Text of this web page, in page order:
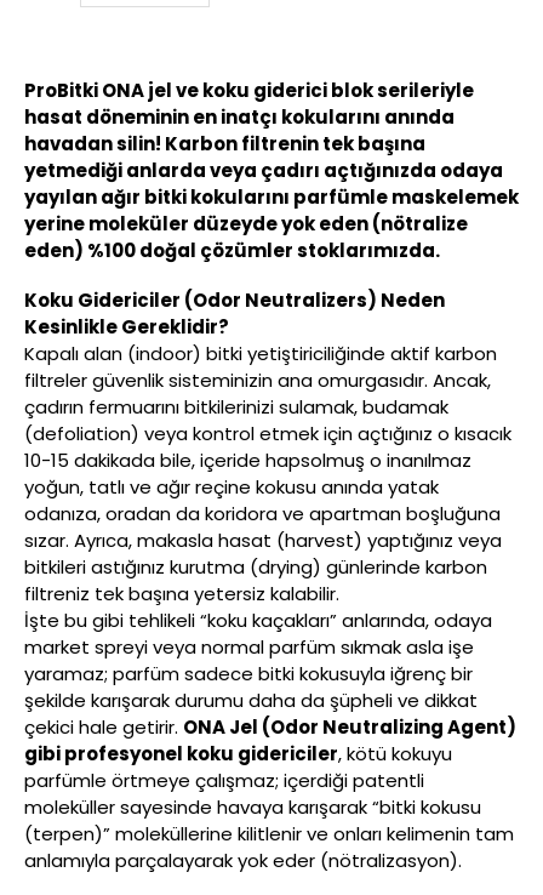
ProBitki ONA jel ve koku giderici blok serileriyle
hasat döneminin en inatçı kokularını anında
havadan silin! Karbon filtrenin tek başına
yetmediği anlarda veya çadırı açtığınızda odaya
yayılan ağır bitki kokularını parfümle maskelemek
yerine moleküler düzeyde yok eden (nötralize
eden) %100 doğal çözümler stoklarımızda.
Koku Gidericiler (Odor Neutralizers) Neden
Kesinlikle Gereklidir?
Kapalı alan (indoor) bitki yetiştiriciliğinde aktif karbon
filtreler güvenlik sisteminizin ana omurgasıdır. Ancak,
çadırın fermuarını bitkilerinizi sulamak, budamak
(defoliation) veya kontrol etmek için açtığınız o kısacık
10-15 dakikada bile, içeride hapsolmuş o inanılmaz
yoğun, tatlı ve ağır reçine kokusu anında yatak
odanıza, oradan da koridora ve apartman boşluğuna
sızar. Ayrıca, makasla hasat (harvest) yaptığınız veya
bitkileri astığınız kurutma (drying) günlerinde karbon
filtreniz tek başına yetersiz kalabilir.
İşte bu gibi tehlikeli “koku kaçakları” anlarında, odaya
market spreyi veya normal parfüm sıkmak asla işe
yaramaz; parfüm sadece bitki kokusuyla iğrenç bir
şekilde karışarak durumu daha da şüpheli ve dikkat
çekici hale getirir. ONA Jel (Odor Neutralizing Agent)
gibi profesyonel koku gidericiler, kötü kokuyu
parfümle örtmeye çalışmaz; içerdiği patentli
moleküller sayesinde havaya karışarak “bitki kokusu
(terpen)” moleküllerine kilitlenir ve onları kelimenin tam
anlamıyla parçalayarak yok eder (nötralizasyon).